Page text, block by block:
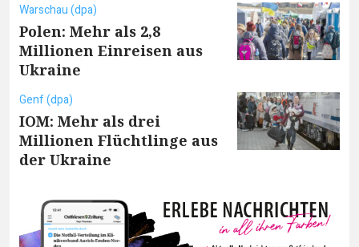
Warschau (dpa)
Polen: Mehr als 2,8
Millionen Einreisen aus
Ukraine
Genf (dpa)
IOM: Mehr als drei
Millionen Flüchtlinge aus
der Ukraine